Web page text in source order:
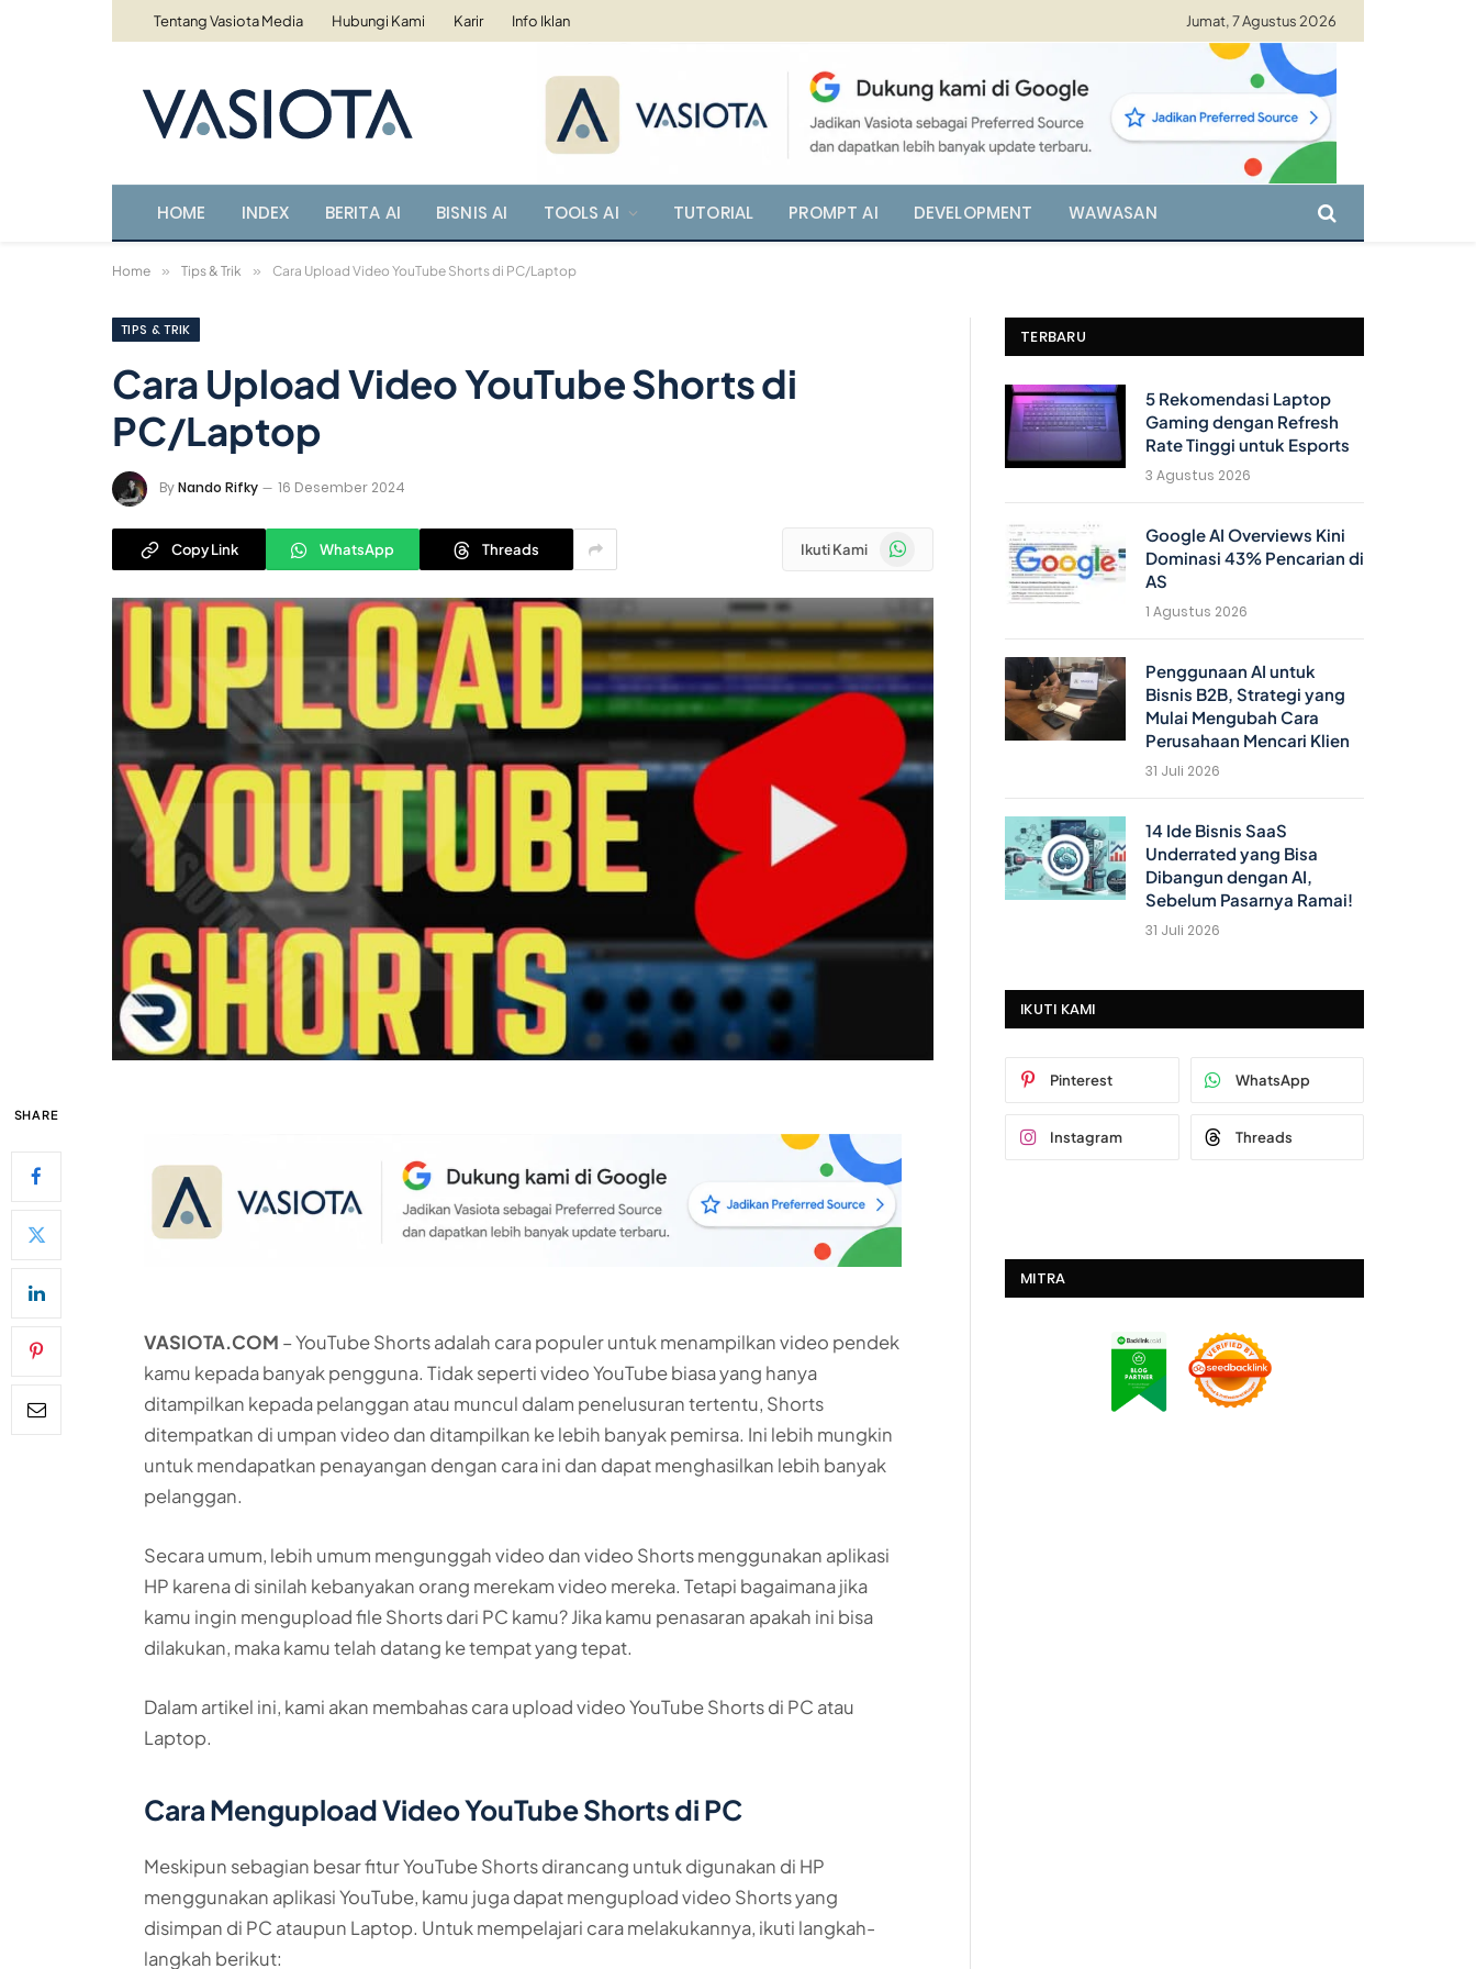
Tentang Vasiota Media Hubungi Kami Karir Info Iklan Jumat, 7 Agustus 2026
HOME INDEX BERITA AI BISNIS AI TOOLS AI TUTORIAL PROMPT AI DEVELOPMENT WAWASAN
Home » Tips & Trik » Cara Upload Video YouTube Shorts di PC/Laptop
TIPS & TRIK
Cara Upload Video YouTube Shorts di
PC/Laptop
ByNando Rifky 16 Desember 2024
Copy Link WhatsApp Threads Ikuti Kami WhatsApp
SHARE
VASIOTA.COM – YouTube Shorts adalah cara populer untuk menampilkan video pendek
kamu kepada banyak pengguna. Tidak seperti video YouTube biasa yang hanya
ditampilkan kepada pelanggan atau muncul dalam penelusuran tertentu, Shorts
ditempatkan di umpan video dan ditampilkan ke lebih banyak pemirsa. Ini lebih mungkin
untuk mendapatkan penayangan dengan cara ini dan dapat menghasilkan lebih banyak
pelanggan.
Secara umum, lebih umum mengunggah video dan video Shorts menggunakan aplikasi
HP karena di sinilah kebanyakan orang merekam video mereka. Tetapi bagaimana jika
kamu ingin mengupload file Shorts dari PC kamu? Jika kamu penasaran apakah ini bisa
dilakukan, maka kamu telah datang ke tempat yang tepat.
Dalam artikel ini, kami akan membahas cara upload video YouTube Shorts di PC atau
Laptop.
Cara Mengupload Video YouTube Shorts di PC
Meskipun sebagian besar fitur YouTube Shorts dirancang untuk digunakan di HP
menggunakan aplikasi YouTube, kamu juga dapat mengupload video Shorts yang
disimpan di PC ataupun Laptop. Untuk mempelajari cara melakukannya, ikuti langkah-
langkah berikut:
TERBARU
5 Rekomendasi Laptop
Gaming dengan Refresh
Rate Tinggi untuk Esports
3 Agustus 2026
Google AI Overviews Kini
Dominasi 43% Pencarian di
AS
1 Agustus 2026
Penggunaan AI untuk
Bisnis B2B, Strategi yang
Mulai Mengubah Cara
Perusahaan Mencari Klien
31 Juli 2026
14 Ide Bisnis SaaS
Underrated yang Bisa
Dibangun dengan AI,
Sebelum Pasarnya Ramai!
31 Juli 2026
IKUTI KAMI
Pinterest WhatsApp
Instagram Threads
MITRA